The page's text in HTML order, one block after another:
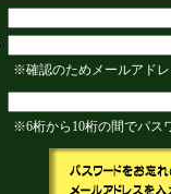
※確認のためメールアド
※6桁から10桁の間でパス